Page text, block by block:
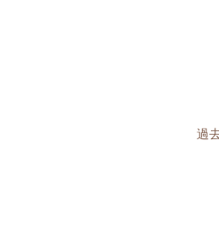
過